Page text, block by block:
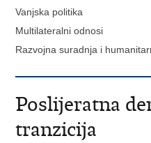
Vanjska politika
Multilateralni odnosi
Razvojna suradnja i
Poslijeratna
tranzicija